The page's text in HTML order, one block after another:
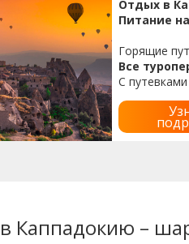
Отдых в
Питание
Горящие
Все
С
Каппадокию –